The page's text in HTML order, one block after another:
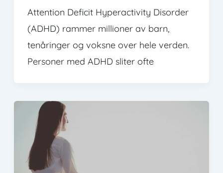
Attention Deficit Hyperactivity Disorder
(ADHD) rammer millioner av barn,
tenåringer og voksne over hele verden.
Personer med ADHD sliter ofte